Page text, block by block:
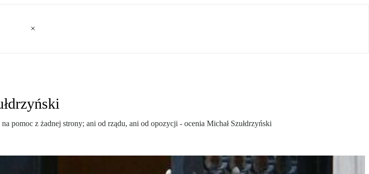
pomoc z żadnej strony; ani od rządu, ani od opozycji - ocenia Michał Szułdrzyński